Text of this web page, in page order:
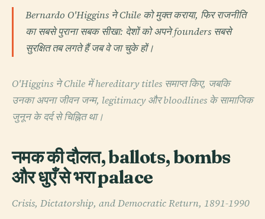
Bernardo O'Higgins ने Chile को मुक्त कराया, फिर राजनीति
का सबसे पुराना सबक सीखा: देशों को अपने founders सबसे
सुरक्षित तब लगते हैं जब वे जा चुके हों।
O'Higgins ने Chile में hereditary titles समाप्त किए, जबकि
उनका अपना जीवन जन्म, legitimacy और bloodlines के सामाजिक
जुनून के दर्द से चिह्नित था।
नमक की दौलत, ballots, bombs
और धुएँ से भरा palace
Crisis, Dictatorship, and Democratic Return, 1891-1990